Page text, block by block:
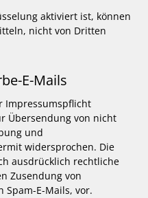
aktiviert ist, können
nicht von Dritten
E-Mails
Impressumspflicht
Übersendung von nicht
und
widersprochen. Die
ausdrücklich rechtliche
Zusendung von
E-Mails, vor.